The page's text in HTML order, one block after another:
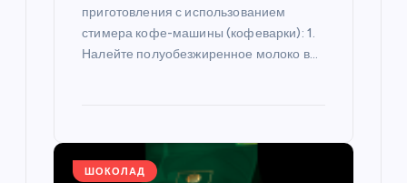
приготовления с использованием
стимера кофе-машины (кофеварки): 1.
Налейте полуобезжиренное молоко в…
ШОКОЛАД